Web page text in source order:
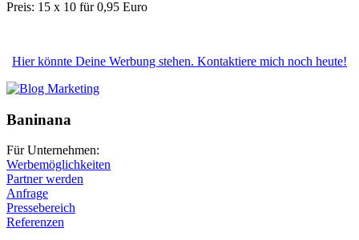
Preis: 15 x 10 für 0,95 Euro
Hier könnte Deine Werbung stehen. Kontaktiere mich noch heute!
Baninana
Für Unternehmen:
Werbemöglichkeiten
Partner werden
Anfrage
Pressebereich
Referenzen